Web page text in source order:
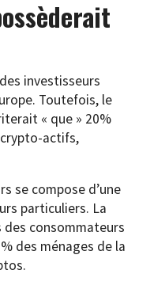
investisseurs
Toutefois, le
« que » 20%
actifs,
se compose d’une
particuliers. La
consommateurs
des ménages de la